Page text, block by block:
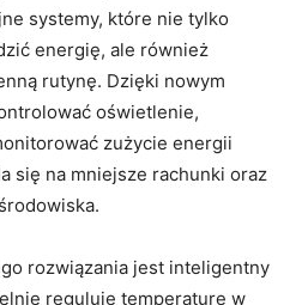
systemy, które nie tylko⁢
energię, ale również
rutynę. Dzięki nowym
oświetlenie,
zużycie energii
się​ na mniejsze rachunki oraz
rozwiązania jest inteligentny
reguluje temperaturę w